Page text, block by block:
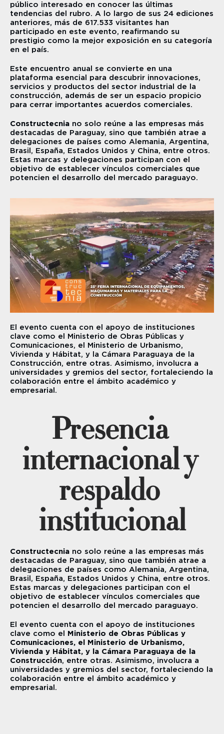
público interesado en conocer las últimas
tendencias del rubro. A lo largo de sus 24 ediciones
anteriores, más de 617.533 visitantes han
participado en este evento, reafirmando su
prestigio como la mejor exposición en su categoría
en el país.
Este encuentro anual se convierte en una
plataforma esencial para descubrir innovaciones,
servicios y productos del sector industrial de la
construcción, además de ser un espacio propicio
para cerrar importantes acuerdos comerciales.
Constructecnia no solo reúne a las empresas más
destacadas de Paraguay, sino que también atrae a
delegaciones de países como Alemania, Argentina,
Brasil, España, Estados Unidos y China, entre otros.
Estas marcas y delegaciones participan con el
objetivo de establecer vínculos comerciales que
potencien el desarrollo del mercado paraguayo.
El evento cuenta con el apoyo de instituciones
clave como el Ministerio de Obras Públicas y
Comunicaciones, el Ministerio de Urbanismo,
Vivienda y Hábitat, y la Cámara Paraguaya de la
Construcción, entre otras. Asimismo, involucra a
universidades y gremios del sector, fortaleciendo la
colaboración entre el ámbito académico y
empresarial.
Presencia
internacional y
respaldo
institucional
Constructecnia no solo reúne a las empresas más
destacadas de Paraguay, sino que también atrae a
delegaciones de países como Alemania, Argentina,
Brasil, España, Estados Unidos y China, entre otros.
Estas marcas y delegaciones participan con el
objetivo de establecer vínculos comerciales que
potencien el desarrollo del mercado paraguayo.
El evento cuenta con el apoyo de instituciones
clave como el Ministerio de Obras Públicas y
Comunicaciones, el Ministerio de Urbanismo,
Vivienda y Hábitat, y la Cámara Paraguaya de la
Construcción, entre otras. Asimismo, involucra a
universidades y gremios del sector, fortaleciendo la
colaboración entre el ámbito académico y
empresarial.